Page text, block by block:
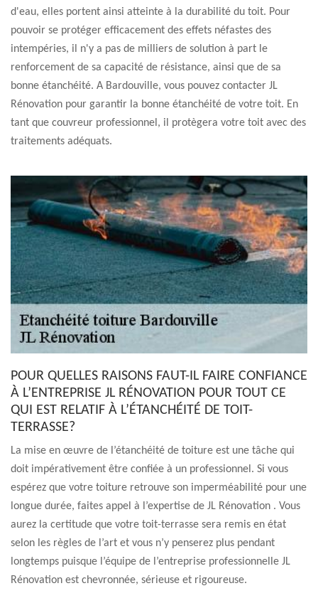
d'eau, elles portent ainsi atteinte à la durabilité du toit. Pour
pouvoir se protéger efficacement des effets néfastes des
intempéries, il n'y a pas de milliers de solution à part le
renforcement de sa capacité de résistance, ainsi que de sa
bonne étanchéité. A Bardouville, vous pouvez contacter JL
Rénovation pour garantir la bonne étanchéité de votre toit. En
tant que couvreur professionnel, il protègera votre toit avec des
traitements adéquats.
POUR QUELLES RAISONS FAUT-IL FAIRE CONFIANCE
À L’ENTREPRISE JL RÉNOVATION POUR TOUT CE
QUI EST RELATIF À L’ÉTANCHÉITÉ DE TOIT-
TERRASSE?
La mise en œuvre de l’étanchéité de toiture est une tâche qui
doit impérativement être confiée à un professionnel. Si vous
espérez que votre toiture retrouve son imperméabilité pour une
longue durée, faites appel à l’expertise de JL Rénovation . Vous
aurez la certitude que votre toit-terrasse sera remis en état
selon les règles de l’art et vous n’y penserez plus pendant
longtemps puisque l’équipe de l’entreprise professionnelle JL
Rénovation est chevronnée, sérieuse et rigoureuse.